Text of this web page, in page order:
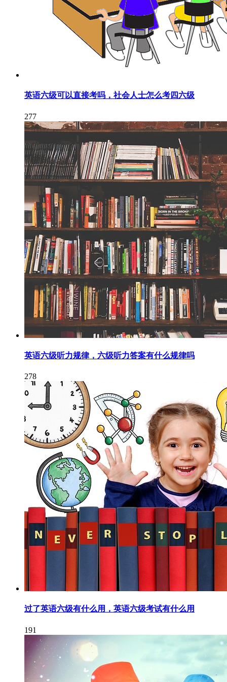
英语六级可以直接考吗，社会人士怎么考四六级
277
英语六级听力规律，六级听力答案有什么规律吗
278
过了英语六级有什么用，英语六级考试有什么用
191